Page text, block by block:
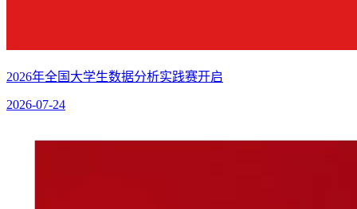
2026年全国大学生数据分析实践赛开启
2026-07-24